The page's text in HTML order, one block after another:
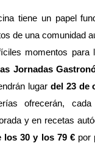
tiene un papel
de una comunidad
momentos para
Jornadas
lugar del 23 de
ofrecerán,
y en recetas
los 30 y los 79 €por